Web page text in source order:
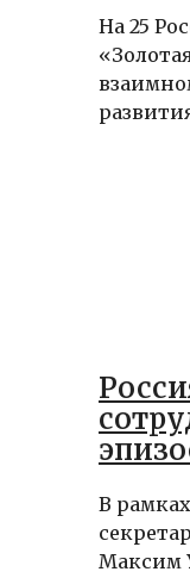
На 25
В
Максим